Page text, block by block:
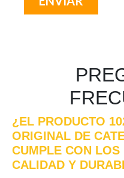
¿EL PRODUCTO
ORIGINAL DE
CUMPLE CON LOS
CALIDAD Y